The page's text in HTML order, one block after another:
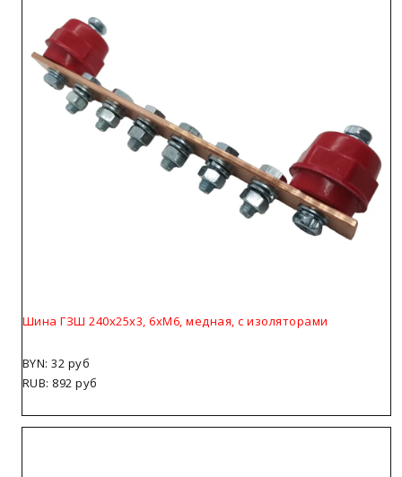
Шина ГЗШ 240х25х3, 6хМ6, медная, с изоляторами
BYN: 32 руб
RUB: 892 руб